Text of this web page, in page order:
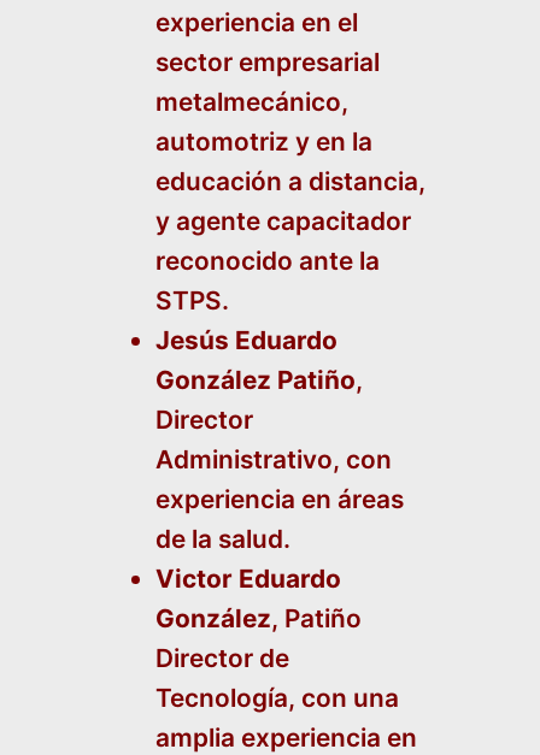
experiencia en el
sector empresarial
metalmecánico,
automotriz y en la
educación a distancia,
y agente capacitador
reconocido ante la
STPS.
Jesús Eduardo
González Patiño,
Director
Administrativo, con
experiencia en áreas
de la salud.
Victor Eduardo
González, Patiño
Director de
Tecnología, con una
amplia experiencia en